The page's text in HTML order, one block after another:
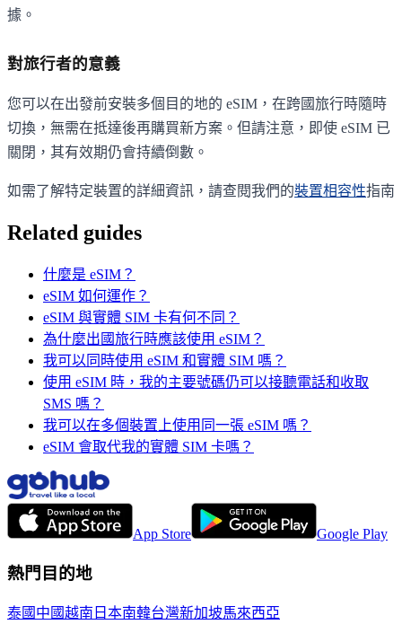
據。
對旅行者的意義
您可以在出發前安裝多個目的地的 eSIM，在跨國旅行時隨時
切換，無需在抵達後再購買新方案。但請注意，即使 eSIM 已
關閉，其有效期仍會持續倒數。
如需了解特定裝置的詳細資訊，請查閱我們的裝置相容性指南
Related guides
什麼是 eSIM？
eSIM 如何運作？
eSIM 與實體 SIM 卡有何不同？
為什麼出國旅行時應該使用 eSIM？
我可以同時使用 eSIM 和實體 SIM 嗎？
使用 eSIM 時，我的主要號碼仍可以接聽電話和收取
SMS 嗎？
我可以在多個裝置上使用同一張 eSIM 嗎？
eSIM 會取代我的實體 SIM 卡嗎？
App Store Google Play
熱門目的地
泰國 中國越南 日本南韓台灣新加坡馬來西亞